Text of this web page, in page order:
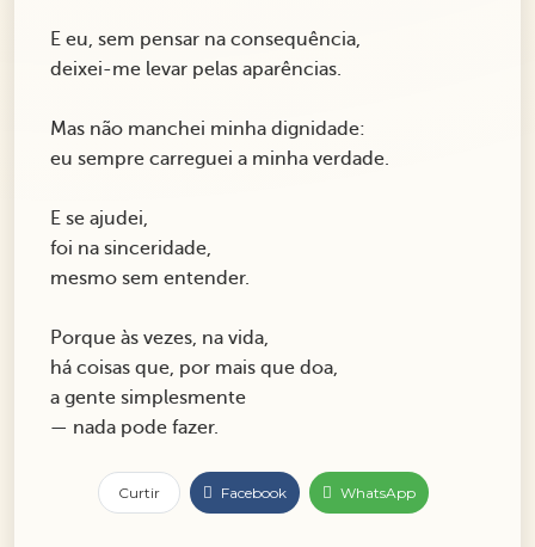
E eu, sem pensar na consequência,
deixei-me levar pelas aparências.
Mas não manchei minha dignidade:
eu sempre carreguei a minha verdade.
E se ajudei,
foi na sinceridade,
mesmo sem entender.
Porque às vezes, na vida,
há coisas que, por mais que doa,
a gente simplesmente
— nada pode fazer.
Curtir Facebook WhatsApp